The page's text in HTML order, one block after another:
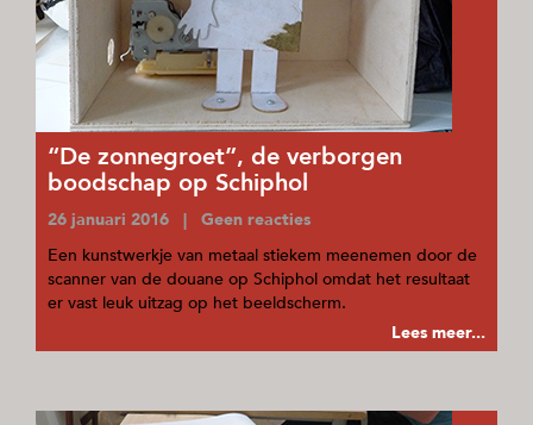
“De zonnegroet”, de verborgen
boodschap op Schiphol
26 januari 2016 | Geen reacties
Een kunstwerkje van metaal stiekem meenemen door de
scanner van de douane op Schiphol omdat het resultaat
er vast leuk uitzag op het beeldscherm.
Lees meer...